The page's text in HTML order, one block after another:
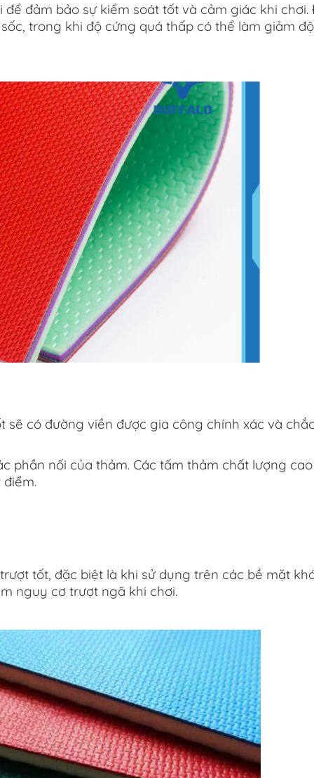
đảm bảo sự kiểm soát tốt và cảm giác khi chơi.
trong khi độ cứng quá thấp có thể làm giảm
có đường viền được gia công chính xác và
nối của thảm. Các tấm thảm chất lượng
tốt, đặc biệt là khi sử dụng trên các bề mặt
nguy cơ trượt ngã khi chơi.